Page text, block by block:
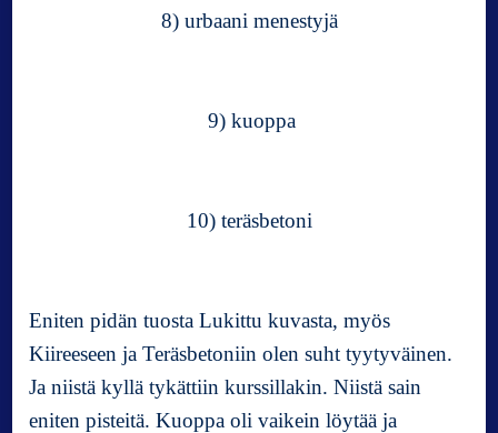
8) urbaani menestyjä
9) kuoppa
10) teräsbetoni
Eniten pidän tuosta Lukittu kuvasta, myös
Kiireeseen ja Teräsbetoniin olen suht tyytyväinen.
Ja niistä kyllä tykättiin kurssillakin. Niistä sain
eniten pisteitä. Kuoppa oli vaikein löytää ja